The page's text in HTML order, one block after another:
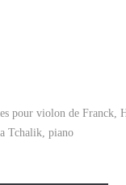
pour violon de Franck,
Tchalik, piano